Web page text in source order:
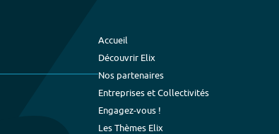
Accueil
Découvrir Elix
Nos partenaires
Entreprises et Collectivités
Engagez-vous !
Les Thèmes Elix